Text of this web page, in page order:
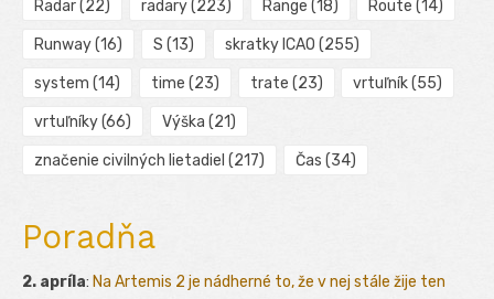
Radar(22) radary(223) Range (18) Route (14)
Runway(16) S (13) skratky ICAO (255)
system (14) time (23) trate (23) vrtuľník(55)
vrtuľníky(66) Výška (21)
značenie civilných lietadiel (217) Čas (34)
Poradňa
2. apríla: Na Artemis 2 je nádherné to, že v nej stále žije ten